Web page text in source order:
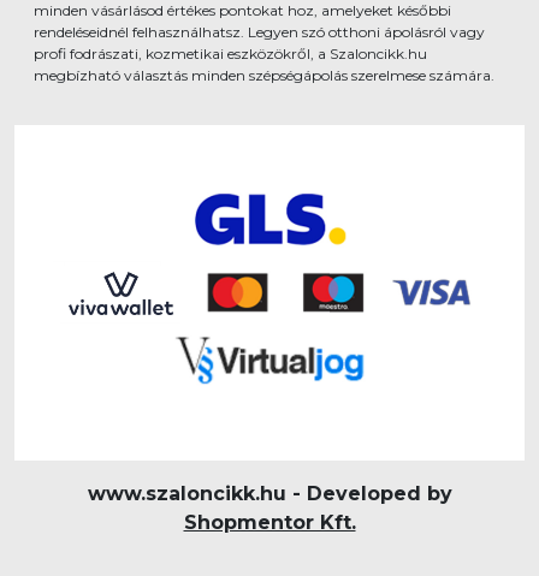
minden vásárlásod értékes pontokat hoz, amelyeket későbbi
rendeléseidnél felhasználhatsz. Legyen szó otthoni ápolásról vagy
profi fodrászati, kozmetikai eszközökről, a Szaloncikk.hu
megbízható választás minden szépségápolás szerelmese számára.
www.szaloncikk.hu - Developed by
Shopmentor Kft.